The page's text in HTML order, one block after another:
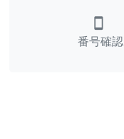
smartphone
番号確認